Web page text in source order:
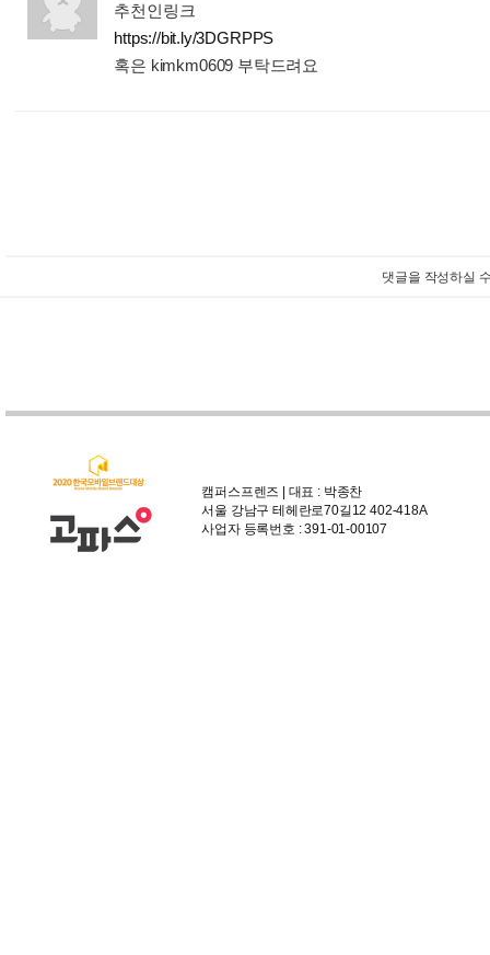
추천인링크
https://bit.ly/3DGRPPS
혹은 kimkm0609 부탁드려요
댓글을 작성하실
캠퍼스프렌즈 | 대표 : 박종찬
서울 강남구 테헤란로70길12 402-418A
사업자 등록번호 : 391-01-00107